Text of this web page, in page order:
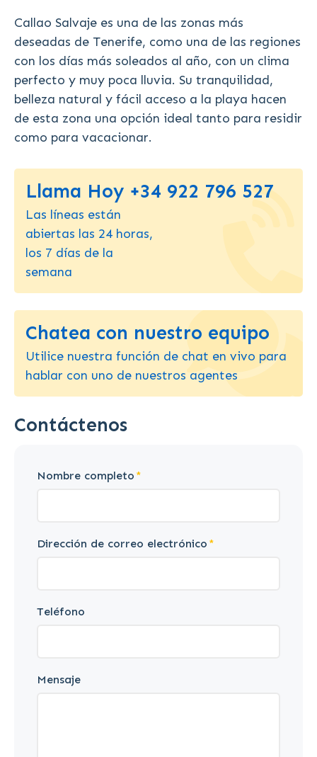
Callao Salvaje es una de las zonas más
deseadas de Tenerife, como una de las regiones
con los días más soleados al año, con un clima
perfecto y muy poca lluvia. Su tranquilidad,
belleza natural y fácil acceso a la playa hacen
de esta zona una opción ideal tanto para residir
como para vacacionar.
Llama Hoy +34 922 796 527
Las líneas están
abiertas las 24 horas,
los 7 días de la
semana
Chatea con nuestro equipo
Utilice nuestra función de chat en vivo para
hablar con uno de nuestros agentes
Contáctenos
Nombre completo
Dirección de correo electrónico
Teléfono
Mensaje